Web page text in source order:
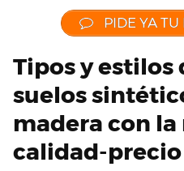
PIDE YA TU
Tipos y estilos
suelos
madera con
calidad-precio